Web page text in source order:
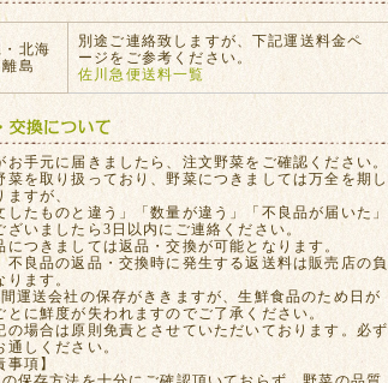
北海
島
別途ご連絡致しますが、下記運送料金ペ
ージをご参考ください。
佐川急便送料一覧
お手元に届きましたら、注文野菜をご確認ください。
菜を取り扱っており、野菜につきましては万全を期し
ますが、
したものと違う」「数量が違う」「不良品が届いた」
ざいましたら3日以内にご連絡ください。
につきましては返品・交換が可能となります。
不良品の返品・交換時に発生する返送料は販売店の負
ります。
運送会社の保存がききますが、生鮮食品のため日が
とに鮮度が失われますのでご了承ください。
場合は原則免責とさせていただいております。必ず
通しください。
事項】